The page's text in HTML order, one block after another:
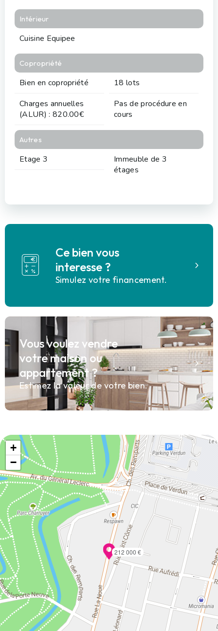
Intérieur
Cuisine Equipee
Copropriété
Bien en copropriété
18 lots
Charges annuelles
(ALUR) : 820.00€
Pas de procédure en
cours
Autres
Etage 3
Immeuble de 3
étages
Ce bien vous
interesse ?
Simulez votre financement.
Vous voulez vendre
votre maison ou
appartement ?
Estimez la valeur de votre bien.
212 000 €
+
−